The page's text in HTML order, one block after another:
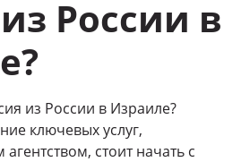
России в
из России в Израиле?
ключевых услуг,
стоит начать с